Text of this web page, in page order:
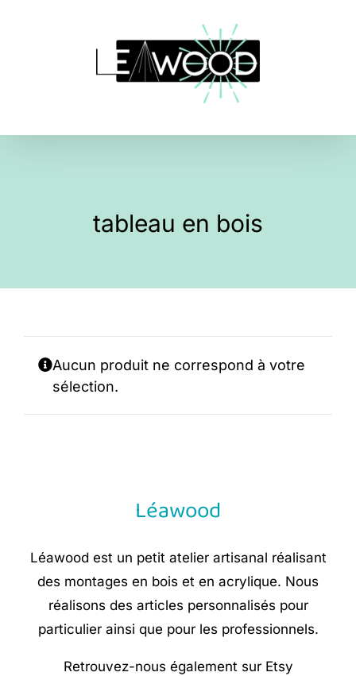
tableau en bois
Aucun produit ne correspond à votre
sélection.
Léawood
Léawood est un petit atelier artisanal réalisant
des montages en bois et en acrylique. Nous
réalisons des articles personnalisés pour
particulier ainsi que pour les professionnels.
Retrouvez-nous également sur Etsy